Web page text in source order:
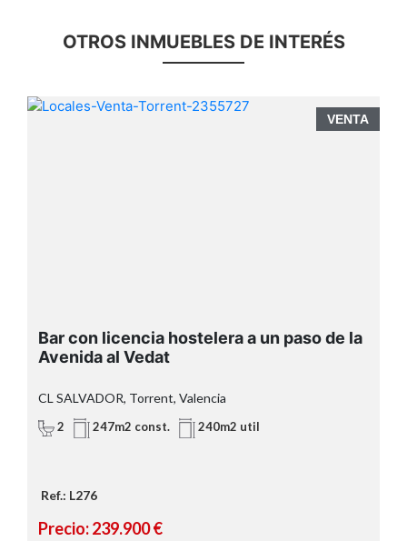
OTROS INMUEBLES DE INTERÉS
VENTA
Bar con licencia hostelera a un paso de la
Avenida al Vedat
CL SALVADOR, Torrent, Valencia
2 247m2 const. 240m2 util
Ref.: L276
Precio: 239.900 €